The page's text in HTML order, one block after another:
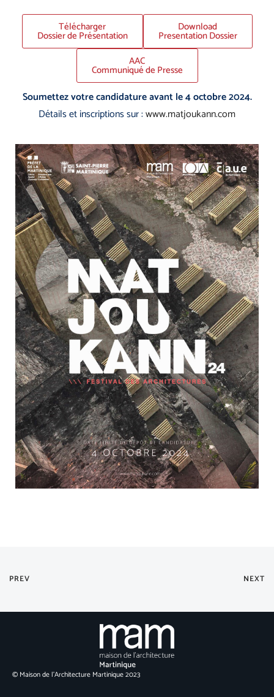
Télécharger
Dossier de Présentation
Download
Presentation Dossier
AAC
Communiqué de Presse
Soumettez votre candidature avant le 4 octobre 2024.
Détails et inscriptions sur :www.matjoukann.com
PREV NEXT
© Maison de l’Architecture Martinique 2023